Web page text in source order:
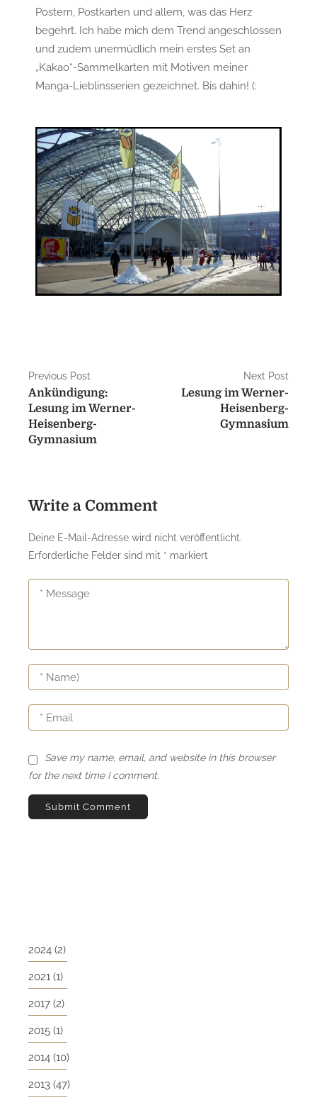
Postern, Postkarten und allem, was das Herz
begehrt. Ich habe mich dem Trend angeschlossen
und zudem unermüdlich mein erstes Set an
„Kakao“-Sammelkarten mit Motiven meiner
Manga-Lieblinsserien gezeichnet. Bis dahin! (:
Previous Post
Ankündigung:
Lesung im Werner-
Heisenberg-
Gymnasium
Next Post
Lesung im Werner-
Heisenberg-
Gymnasium
Write a Comment
Deine E-Mail-Adresse wird nicht veröffentlicht.
Erforderliche Felder sind mit * markiert
Save my name, email, and website in this browser
for the next time I comment.
2024 (2)
2021 (1)
2017 (2)
2015 (1)
2014 (10)
2013 (47)